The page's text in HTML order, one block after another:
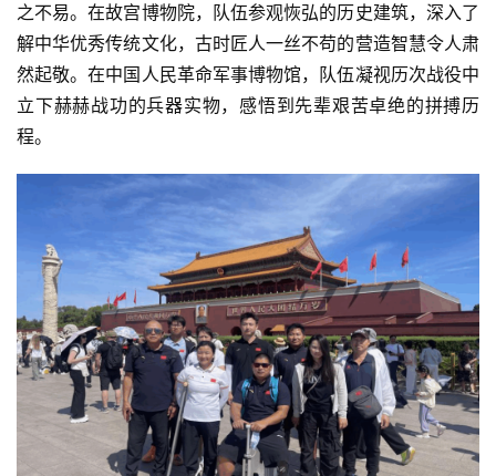
之不易。在故宫博物院，队伍参观恢弘的历史建筑，深入了
解中华优秀传统文化，古时匠人一丝不苟的营造智慧令人肃
然起敬。在中国人民革命军事博物馆，队伍凝视历次战役中
立下赫赫战功的兵器实物，感悟到先辈艰苦卓绝的拼搏历
程。